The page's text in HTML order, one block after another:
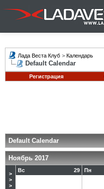
Лада Веста Клуб > Календарь
Default Calendar
Регистрация
Default Calendar
Ноябрь 2017
>
>
>
29
Вс Пн